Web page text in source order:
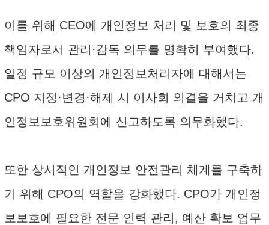
이를 위해 CEO에 개인정보 처리 및 보호의 최종
책임자로서 관리·감독 의무를 명확히 부여했다.
일정 규모 이상의 개인정보처리자에 대해서는
CPO 지정·변경·해제 시 이사회 의결을 거치고 개
인정보보호위원회에 신고하도록 의무화했다.
또한 상시적인 개인정보 안전관리 체계를 구축하
기 위해 CPO의 역할을 강화했다. CPO가 개인정
보보호에 필요한 전문 인력 관리, 예산 확보 업무